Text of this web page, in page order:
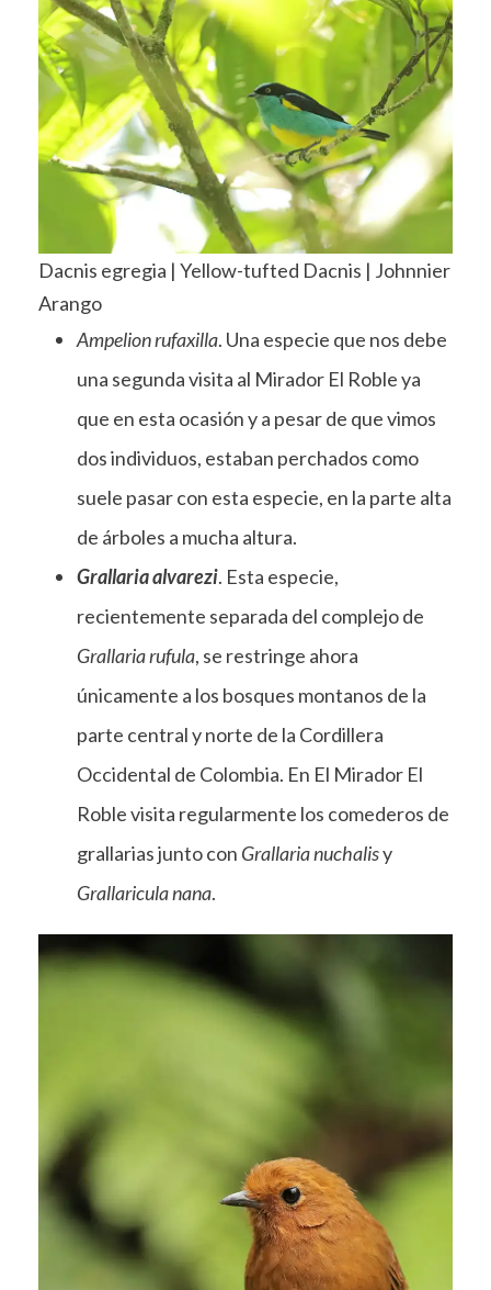
Dacnis egregia | Yellow-tufted Dacnis | Johnnier
Arango
Ampelion rufaxilla. Una especie que nos debe
una segunda visita al Mirador El Roble ya
que en esta ocasión y a pesar de que vimos
dos individuos, estaban perchados como
suele pasar con esta especie, en la parte alta
de árboles a mucha altura.
Grallaria alvarezi. Esta especie,
recientemente separada del complejo de
Grallaria rufula, se restringe ahora
únicamente a los bosques montanos de la
parte central y norte de la Cordillera
Occidental de Colombia. En El Mirador El
Roble visita regularmente los comederos de
grallarias junto con Grallaria nuchalisy
Grallaricula nana.